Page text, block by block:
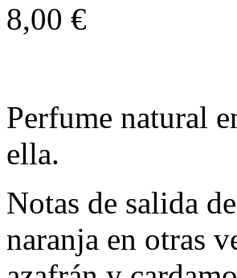
8,00 €
Perfume natural
ella.
Notas de salida
naranja en otras